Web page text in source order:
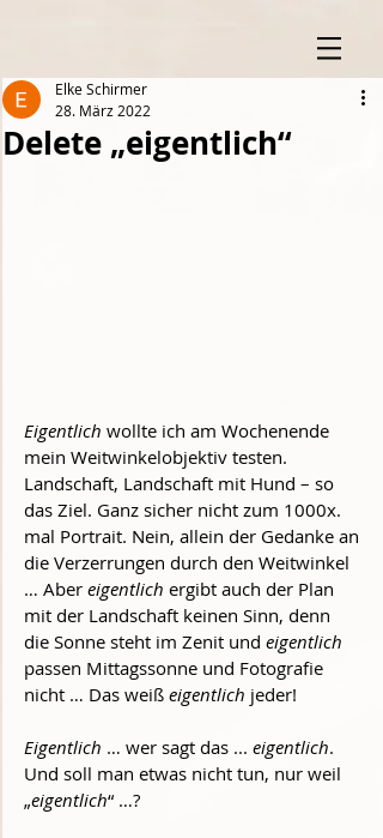
Delete „eigentlich“
Elke Schirmer
28. März 2022
Eigentlich wollte ich am Wochenende
mein Weitwinkelobjektiv testen.
Landschaft, Landschaft mit Hund – so
das Ziel. Ganz sicher nicht zum 1000x.
mal Portrait. Nein, allein der Gedanke an
die Verzerrungen durch den Weitwinkel
… Aber eigentlich ergibt auch der Plan
mit der Landschaft keinen Sinn, denn
die Sonne steht im Zenit und eigentlich
passen Mittagssonne und Fotografie
nicht … Das weiß eigentlich jeder!
Eigentlich … wer sagt das ... eigentlich.
Und soll man etwas nicht tun, nur weil
„eigentlich“ …?